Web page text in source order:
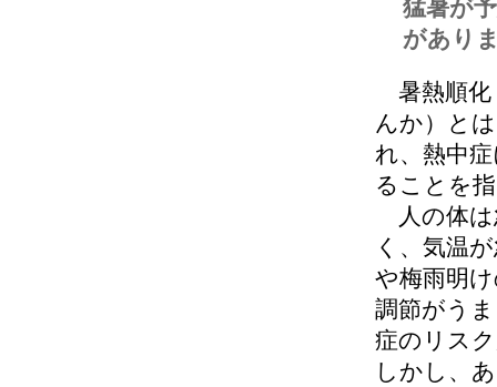
猛暑が
があり
暑熱順化
んか）と
れ、熱中
ることを
人の体は
く、気温
や梅雨明
調節がう
症のリス
しかし、